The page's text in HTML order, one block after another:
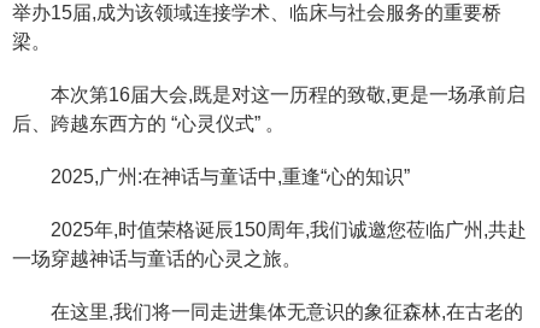
举办15届,成为该领域连接学术、临床与社会服务的重要桥
梁。
本次第16届大会,既是对这一历程的致敬,更是一场承前启
后、跨越东西方的 “心灵仪式” 。
2025,广州:在神话与童话中,重逢“心的知识”
2025年,时值荣格诞辰150周年,我们诚邀您莅临广州,共赴
一场穿越神话与童话的心灵之旅。
在这里,我们将一同走进集体无意识的象征森林,在古老的